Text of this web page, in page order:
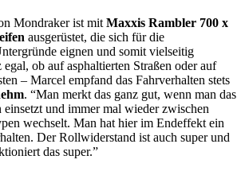
Mondraker ist mit Maxxis Rambler 700 x
ausgerüstet, die sich für die
eignen und somit vielseitig
egal, ob auf asphaltierten Straßen oder auf
– Marcel empfand das Fahrverhalten stets
. “Man merkt das ganz gut, wenn man das
und immer mal wieder zwischen
wechselt. Man hat hier im Endeffekt ein
Der Rollwiderstand ist auch super und
das super.”